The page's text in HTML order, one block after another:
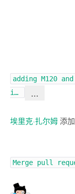
adding M120
i…
…
埃里克·扎尔姆添
Merge pull